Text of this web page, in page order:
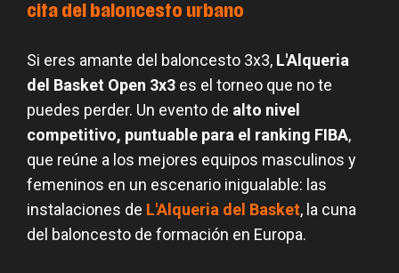
cita del baloncesto urbano
Si eres amante del baloncesto 3x3, L'Alqueria
del Basket Open 3x3 es el torneo que no te
puedes perder. Un evento de alto nivel
competitivo, puntuable para el ranking FIBA,
que reúne a los mejores equipos masculinos y
femeninos en un escenario inigualable: las
instalaciones de L'Alqueria del Basket, la cuna
del baloncesto de formación en Europa.